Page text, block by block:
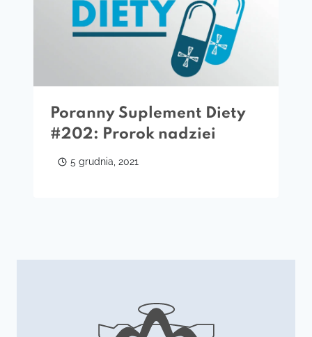
Poranny Suplement Diety
#202: Prorok nadziei
5 grudnia, 2021